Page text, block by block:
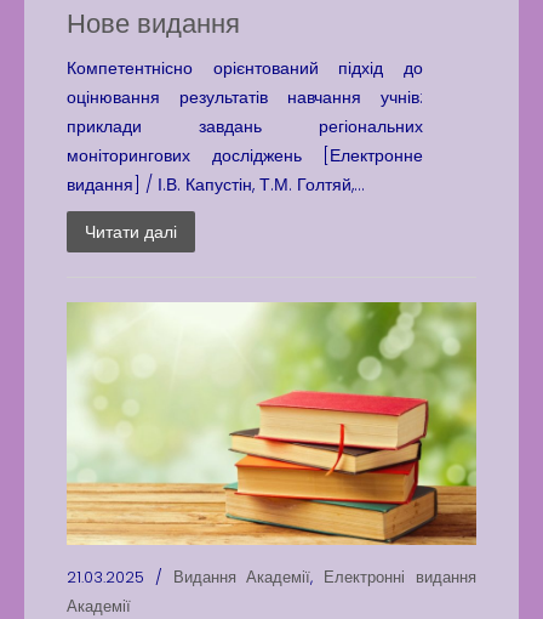
Нове видання
Компетентнісно орієнтований підхід до
оцінювання результатів навчання учнів:
приклади завдань регіональних
моніторингових досліджень [Електронне
видання] / І.В. Капустін, Т.М. Голтяй,...
Читати далі
21.03.2025 / Видання Академії, Електронні видання
Академії